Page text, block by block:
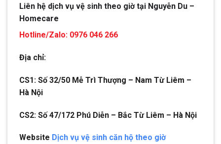
Liên hệ dịch vụ vệ sinh theo giờ tại Nguyễn Du –
Homecare
Hotline/Zalo: 0976 046 266
Địa chỉ:
CS1: Số 32/50 Mễ Trì Thượng – Nam Từ Liêm –
Hà Nội
CS2: Số 47/172 Phú Diễn – Bắc Từ Liêm – Hà Nội
Website Dịch vụ vệ sinh căn hộ theo giờ